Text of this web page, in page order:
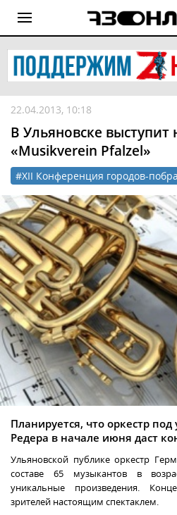
22.04.2013, 10:18
В Ульяновске
«Musikverein Pfalzel»
#XII Конференция городов-
Планируется, что оркестр
Редера в начале июня даст
Ульяновской публике оркестр
составе 65 музыкантов в
уникальные произведения.
зрителей настоящим спектаклем.